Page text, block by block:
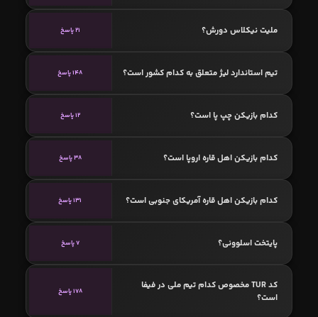
ملیت نیکلاس دورش؟ 21 پاسخ
تیم استاندارد لیژ متعلق به کدام کشور است؟ 148 پاسخ
کدام بازیکن چپ پا است؟ 12 پاسخ
کدام بازیکن اهل قاره اروپا است؟ 38 پاسخ
کدام بازیکن اهل قاره آمریکای جنوبی است؟ 131 پاسخ
پایتخت اسلوونی؟ 7 پاسخ
کد TUR مخصوص کدام تیم ملی در فیفا
است؟
178 پاسخ